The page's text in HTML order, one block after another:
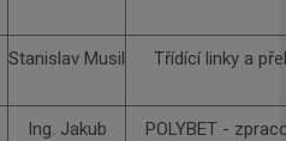
Stanislav Musil Třídící linky a
Ing. Jakub
POLYBET -